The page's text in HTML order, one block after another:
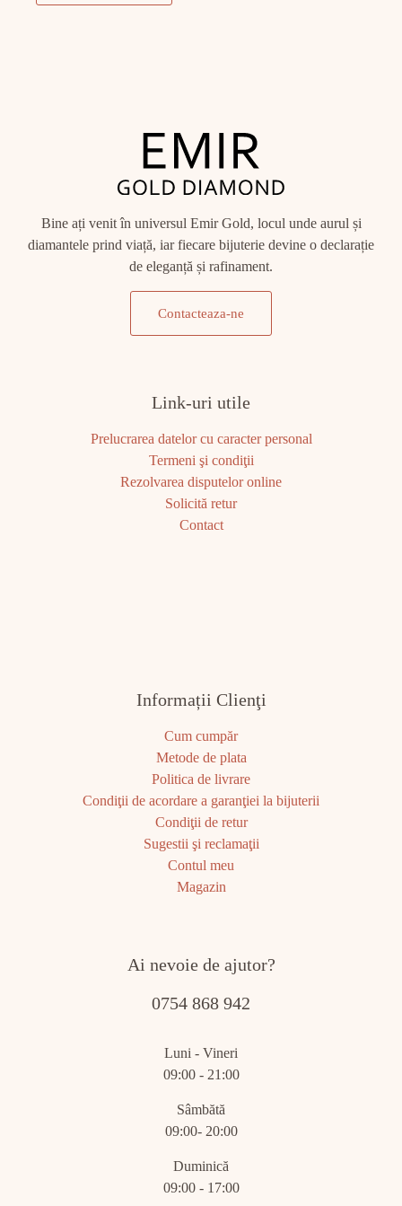
Bine ați venit în universul Emir Gold, locul unde aurul și
diamantele prind viață, iar fiecare bijuterie devine o declarație
de eleganță și rafinament.
Contacteaza-ne
Link-uri utile
Prelucrarea datelor cu caracter personal
Termeni şi condiţii
Rezolvarea disputelor online
Solicită retur
Contact
Informații Clienţi
Cum cumpăr
Metode de plata
Politica de livrare
Condiţii de acordare a garanţiei la bijuterii
Condiţii de retur
Sugestii şi reclamaţii
Contul meu
Magazin
Ai nevoie de ajutor?
0754 868 942
Luni - Vineri
09:00 - 21:00
Sâmbătă
09:00- 20:00
Duminică
09:00 - 17:00